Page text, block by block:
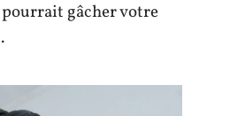
gâcher votre
.